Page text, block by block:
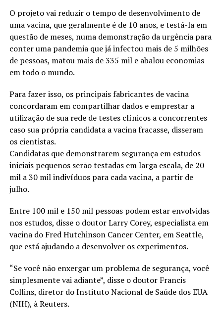
O projeto vai reduzir o tempo de desenvolvimento de
uma vacina, que geralmente é de 10 anos, e testá-la em
questão de meses, numa demonstração da urgência para
conter uma pandemia que já infectou mais de 5 milhões
de pessoas, matou mais de 335 mil e abalou economias
em todo o mundo.
Para fazer isso, os principais fabricantes de vacina
concordaram em compartilhar dados e emprestar a
utilização de sua rede de testes clínicos a concorrentes
caso sua própria candidata a vacina fracasse, disseram
os cientistas.
Candidatas que demonstrarem segurança em estudos
iniciais pequenos serão testadas em larga escala, de 20
mil a 30 mil indivíduos para cada vacina, a partir de
julho.
Entre 100 mil e 150 mil pessoas podem estar envolvidas
nos estudos, disse o doutor Larry Corey, especialista em
vacina do Fred Hutchinson Cancer Center, em Seattle,
que está ajudando a desenvolver os experimentos.
“Se você não enxergar um problema de segurança, você
simplesmente vai adiante”, disse o doutor Francis
Collins, diretor do Instituto Nacional de Saúde dos EUA
(NIH), à Reuters.